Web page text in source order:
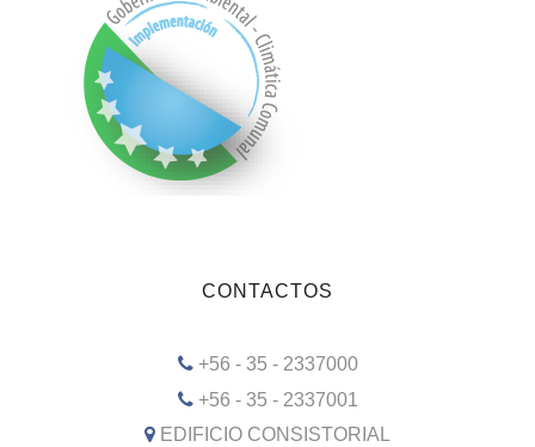
CONTACTOS
+56 - 35 - 2337000
+56 - 35 - 2337001
EDIFICIO CONSISTORIAL